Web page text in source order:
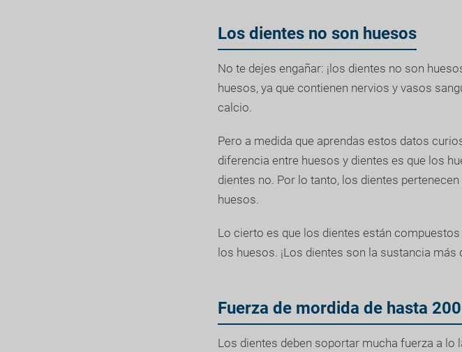
Los dientes no son huesos
No te dejes engañar: ¡los dientes no son
huesos, ya que contienen nervios y vasos
calcio.
Pero a medida que aprendas estos datos
diferencia entre huesos y dientes es que los
dientes no. Por lo tanto, los dientes
huesos.
Lo cierto es que los dientes están
los huesos. ¡Los dientes son la sustancia más
Fuerza de mordida de hasta
Los dientes deben soportar mucha fuerza a lo